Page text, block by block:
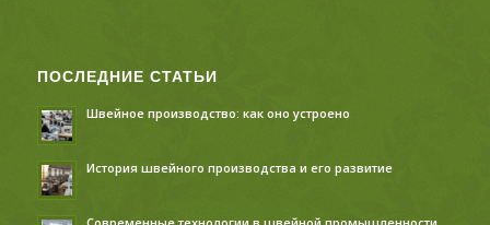
ПОСЛЕДНИЕ СТАТЬИ
Швейное производство: как оно устроено
История швейного производства и его развитие